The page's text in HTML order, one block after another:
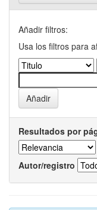
Añadir filtros:
Usa los filtros para
Resultados por
Autor/registro